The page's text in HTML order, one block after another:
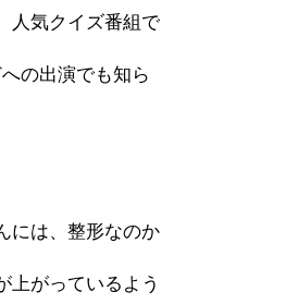
人気クイズ番組で
への出演でも知ら
には、整形なのか
上がっているよう